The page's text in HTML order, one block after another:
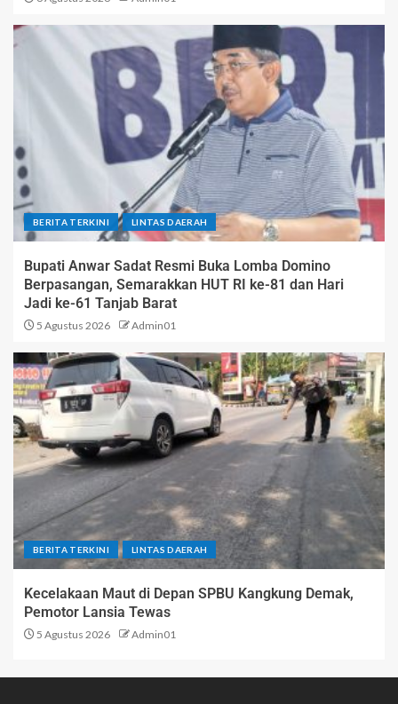
BERITA TERKINI LINTAS DAERAH
Bupati Anwar Sadat Resmi Buka Lomba Domino
Berpasangan, Semarakkan HUT RI ke-81 dan Hari
Jadi ke-61 Tanjab Barat
5 Agustus 2026 Admin01
BERITA TERKINI LINTAS DAERAH
Kecelakaan Maut di Depan SPBU Kangkung Demak,
Pemotor Lansia Tewas
5 Agustus 2026 Admin01